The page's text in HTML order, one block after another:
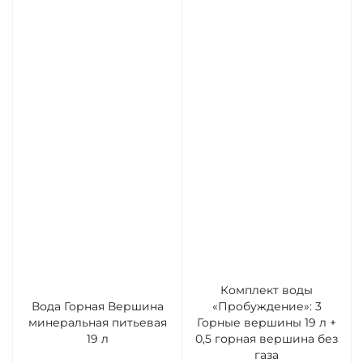
Вода Горная Вершина
минеральная питьевая
19 л
Комплект воды
«Пробуждение»: 3
Горные вершины 19 л +
0,5 горная вершина без
газа